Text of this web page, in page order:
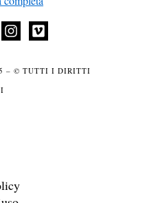
– © TUTTI I DIRITTI